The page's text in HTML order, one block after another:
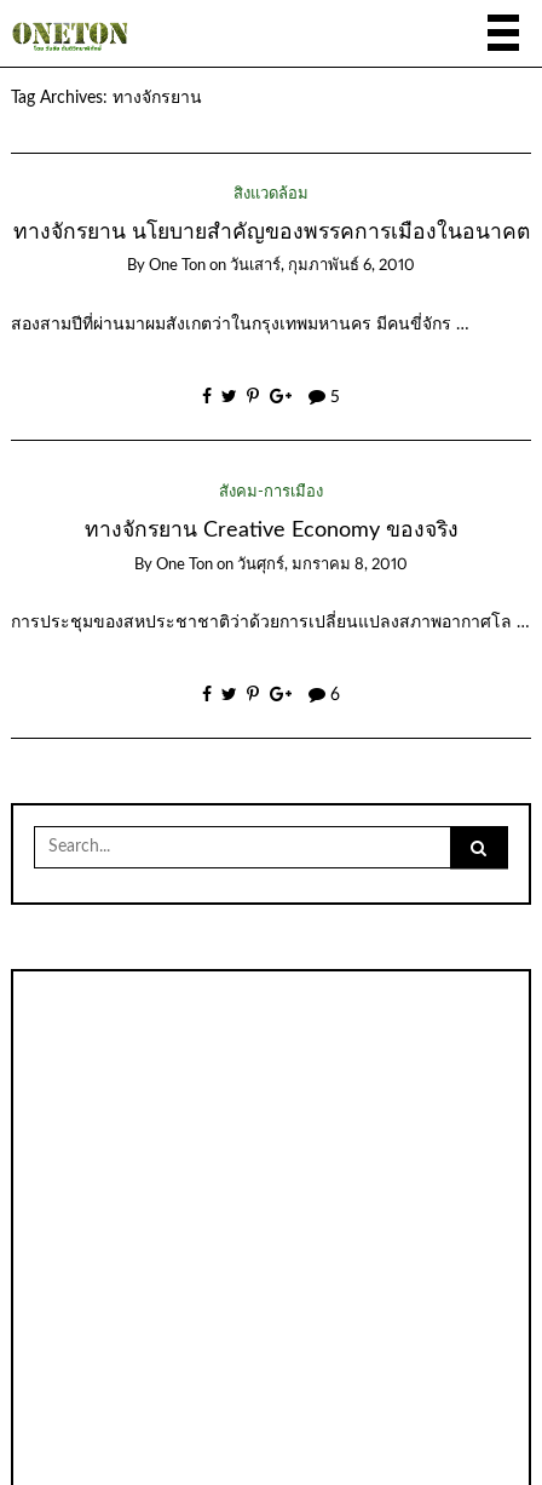
Tag Archives: ทางจักรยาน
สิ่งแวดล้อม
ทางจักรยาน นโยบายสำคัญของพรรคการเมืองในอนาคต
By One Ton on วันเสาร์, กุมภาพันธ์ 6, 2010
สองสามปีที่ผ่านมาผมสังเกตว่าในกรุงเทพมหานคร มีคนขี่จักร …
5
สังคม-การเมือง
ทางจักรยาน Creative Economy ของจริง
By One Ton on วันศุกร์, มกราคม 8, 2010
การประชุมของสหประชาชาติว่าด้วยการเปลี่ยนแปลงสภาพอากาศโล …
6
Search
for: